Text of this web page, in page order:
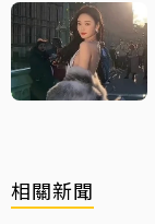
相關新聞